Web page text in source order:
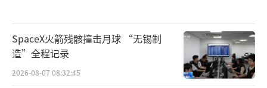
SpaceX火箭残骸撞击月球 “无锡制
造”全程记录
2026-08-07 08:32:45